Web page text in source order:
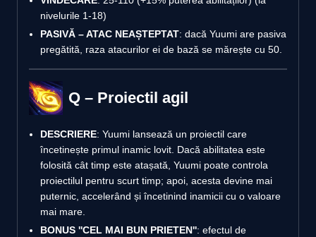
nivelurile 1-18)
PASIVĂ – ATAC NEAȘTEPTAT: dacă Yuumi are pasiva
pregătită, raza atacurilor ei de bază se mărește cu 50.
Q – Proiectil agil
DESCRIERE: Yuumi lansează un proiectil care
încetinește primul inamic lovit. Dacă abilitatea este
folosită cât timp este atașată, Yuumi poate controla
proiectilul pentru scurt timp; apoi, acesta devine mai
puternic, accelerând și încetinind inamicii cu o valoare
mai mare.
BONUS ''CEL MAI BUN PRIETEN'': efectul de